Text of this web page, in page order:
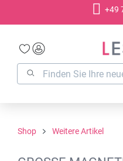
+49
Shop Weitere Artikel